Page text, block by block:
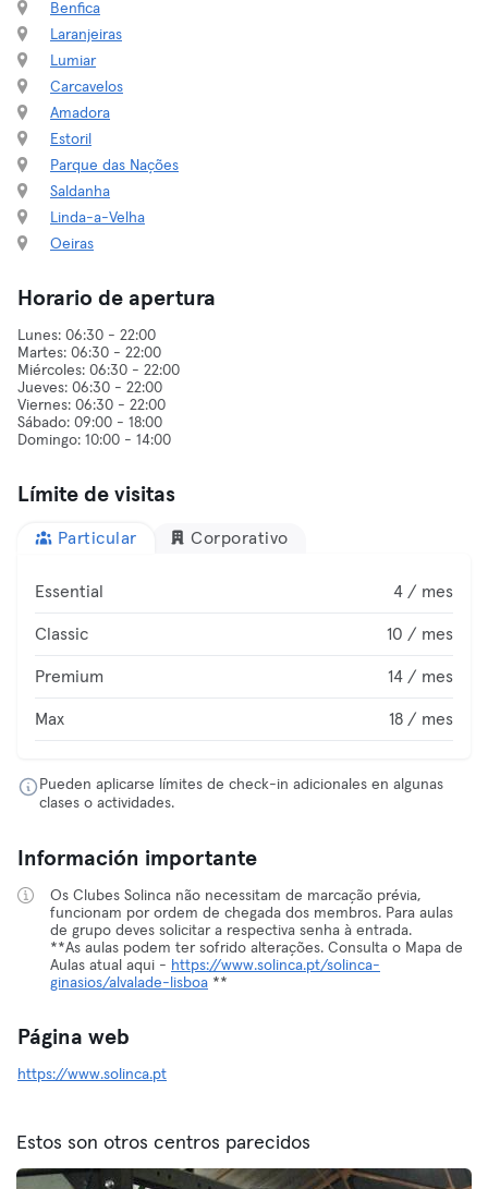
Benfica
Laranjeiras
Lumiar
Carcavelos
Amadora
Estoril
Parque das Nações
Saldanha
Linda-a-Velha
Oeiras
Horario de apertura
Lunes: 06:30 - 22:00
Martes: 06:30 - 22:00
Miércoles: 06:30 - 22:00
Jueves: 06:30 - 22:00
Viernes: 06:30 - 22:00
Sábado: 09:00 - 18:00
Límite de visitas
Particular Corporativo
Essential 4 / mes
Classic 10 / mes
Premium 14 / mes
Max 18 / mes
Pueden aplicarse límites de check-in adicionales en algunas
clases o actividades.
Información importante
Os Clubes Solinca não necessitam de marcação prévia,
funcionam por ordem de chegada dos membros. Para aulas
de grupo deves solicitar a respectiva senha à entrada.
**As aulas podem ter sofrido alterações. Consulta o Mapa de
Aulas atual aqui - https://www.solinca.pt/solinca-
ginasios/alvalade-lisboa **
Página web
https://www.solinca.pt
Estos son otros centros parecidos